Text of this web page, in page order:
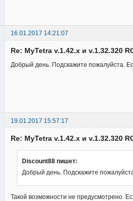
16.01.2017 14:21:07
Re: MyTetra v.1.42.x и v.1.32.320
Добрый день. Подскажите пожалуйста.
19.01.2017 15:57:17
Re: MyTetra v.1.42.x и v.1.32.320
Discount88 пишет:
Добрый день. Подскажите
Такой возможности не предусмотрено.